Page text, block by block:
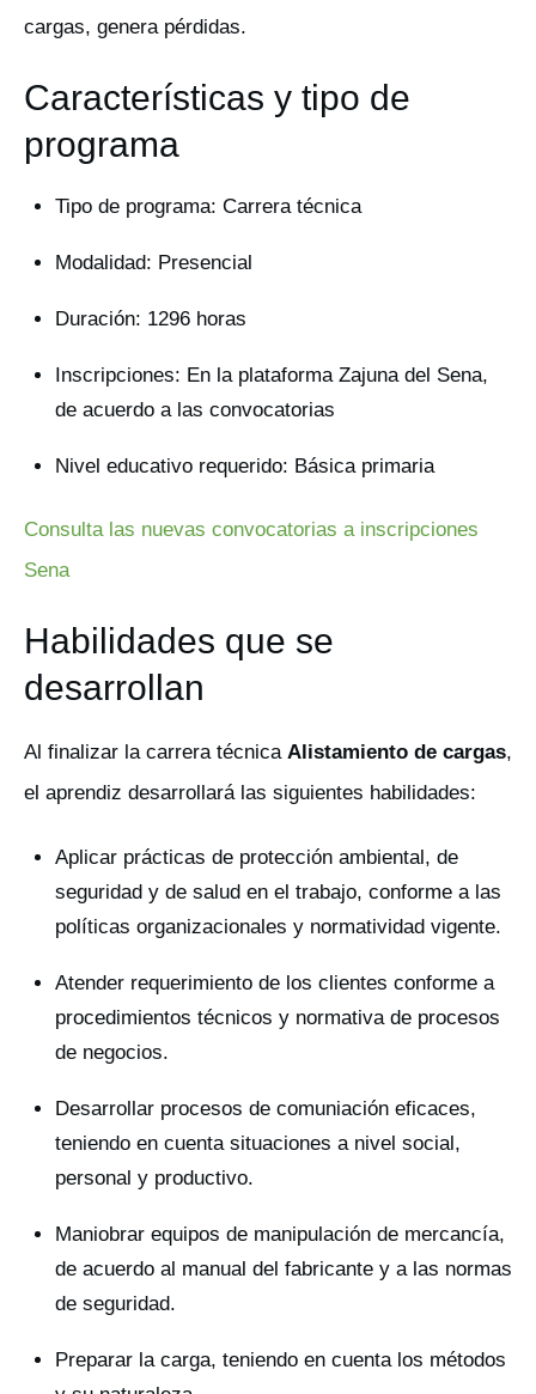
cargas, genera pérdidas.
Características y tipo de
programa
Tipo de programa: Carrera técnica
Modalidad: Presencial
Duración: 1296 horas
Inscripciones: En la plataforma Zajuna del Sena,
de acuerdo a las convocatorias
Nivel educativo requerido: Básica primaria
Consulta las nuevas convocatorias a inscripciones
Sena
Habilidades que se
desarrollan
Al finalizar la carrera técnica Alistamiento de cargas,
el aprendiz desarrollará las siguientes habilidades:
Aplicar prácticas de protección ambiental, de
seguridad y de salud en el trabajo, conforme a las
políticas organizacionales y normatividad vigente.
Atender requerimiento de los clientes conforme a
procedimientos técnicos y normativa de procesos
de negocios.
Desarrollar procesos de comuniación eficaces,
teniendo en cuenta situaciones a nivel social,
personal y productivo.
Maniobrar equipos de manipulación de mercancía,
de acuerdo al manual del fabricante y a las normas
de seguridad.
Preparar la carga, teniendo en cuenta los métodos